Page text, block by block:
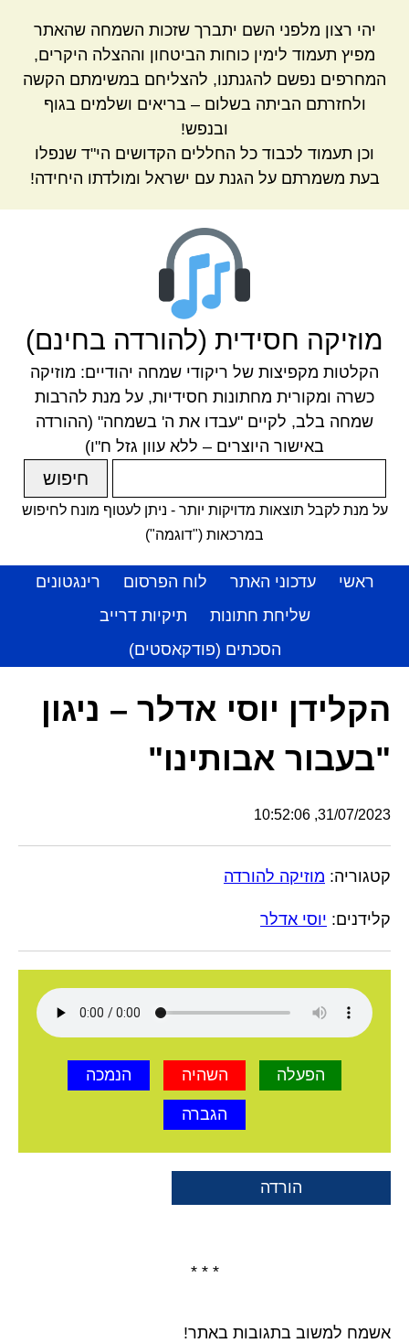
יהי רצון מלפני השם יתברך שזכות השמחה שהאתר
מפיץ תעמוד לימין כוחות הביטחון וההצלה היקרים,
המחרפים נפשם להגנתנו, להצליחם במשימתם הקשה
ולחזרתם הביתה בשלום – בריאים ושלמים בגוף
ובנפש!
וכן תעמוד לכבוד כל החללים הקדושים הי"ד שנפלו
בעת משמרתם על הגנת עם ישראל ומולדתו היחידה!
מוזיקה חסידית (להורדה בחינם)
הקלטות מקפיצות של ריקודי שמחה יהודיים: מוזיקה
כשרה ומקורית מחתונות חסידיות, על מנת להרבות
שמחה בלב, לקיים "עבדו את ה' בשמחה" (ההורדה
באישור היוצרים – ללא עוון גזל ח"ו)
על מנת לקבל תוצאות מדויקות יותר - ניתן לעטוף מונח לחיפוש
במרכאות ("דוגמה")
ראשי עדכוני האתר לוח הפרסום
רינגטונים
שליחת חתונות
תיקיות דרייב
הסכתים (פודקאסטים)
הקלידן יוסי אדלר – ניגון
"בעבור אבותינו"
31/07/2023, 10:52:06
קטגוריה: מוזיקה להורדה
קלידנים: יוסי אדלר
הפעלה השהיה הנמכה
הגברה
הורדה
* * *
אשמח למשוב בתגובות באתר!